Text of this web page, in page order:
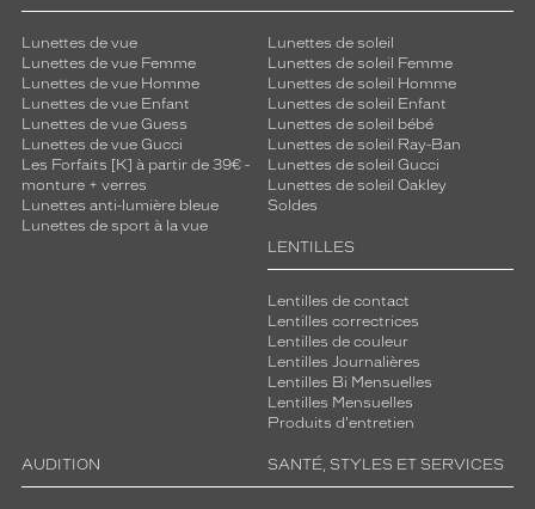
Lunettes de vue
Lunettes de vue Femme
Lunettes de vue Homme
Lunettes de vue Enfant
Lunettes de vue Guess
Lunettes de vue Gucci
Les Forfaits [K] à partir de 39€ -
monture + verres
Lunettes anti-lumière bleue
Lunettes de sport à la vue
Lunettes de soleil
Lunettes de soleil Femme
Lunettes de soleil Homme
Lunettes de soleil Enfant
Lunettes de soleil bébé
Lunettes de soleil Ray-Ban
Lunettes de soleil Gucci
Lunettes de soleil Oakley
Soldes
LENTILLES
Lentilles de contact
Lentilles correctrices
Lentilles de couleur
Lentilles Journalières
Lentilles Bi Mensuelles
Lentilles Mensuelles
Produits d'entretien
AUDITION SANTÉ, STYLES ET SERVICES